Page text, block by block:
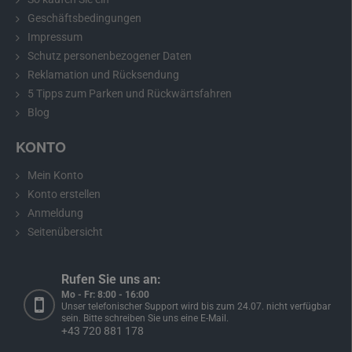
Empfehlung:
Ihrer Nummernschildbeleuchtung und vergleichen Sie diese mit
Rückfahrkamera für Chevrolet Aveo, Cruze,
Captiva, Lacetti, Epica, Orlando, Matiz
Nummernschildbeleuchtung. Der Einbau ist einfach und erfolgt
ohne mechanische Beschädigung der Fahrzeugkarosserie. Nach
dem Einbau dient die Kamera auch als vollwertige
Nummernschildbeleuchtung.
Geschäftsbedingungen
Impressum
Schutz personenbezogener Daten
Reklamation und Rücksendung
5 Tipps zum Parken und Rückwärtsfahren
Blog
KONTO
Mein Konto
Konto erstellen
Anmeldung
Seitenübersicht
Rufen Sie uns an:
Mo - Fr: 8:00 - 16:00
Unser telefonischer Support wird bis zum 24.07. nicht verfügbar
sein. Bitte schreiben Sie uns eine E-Mail.
+43 720 881 178